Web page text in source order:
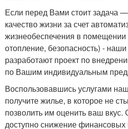
Если перед Вами стоит задача
качество жизни за счет
жизнеобеспечения в
отопление, безопасность) -
разработают проект по
по Вашим индивидуальным
Воспользовавшись услугами
получите жилье, в которое не
позволить им оценить ваш
доступно снижение